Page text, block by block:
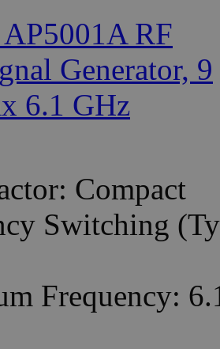
Compact
Switching
Frequency: